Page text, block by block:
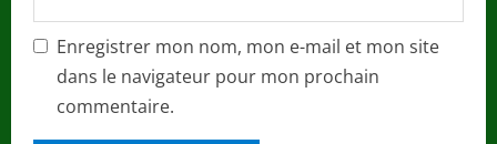
Enregistrer mon nom, mon e-mail et mon site
dans le navigateur pour mon prochain
commentaire.